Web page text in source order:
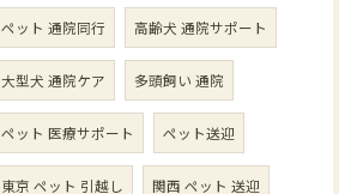
ペット 通院同行 高齢犬 通院サポート
大型犬 通院ケア 多頭飼い 通院
ペット 医療サポート ペット送迎
東京 ペット 引越し 関西 ペット 送迎